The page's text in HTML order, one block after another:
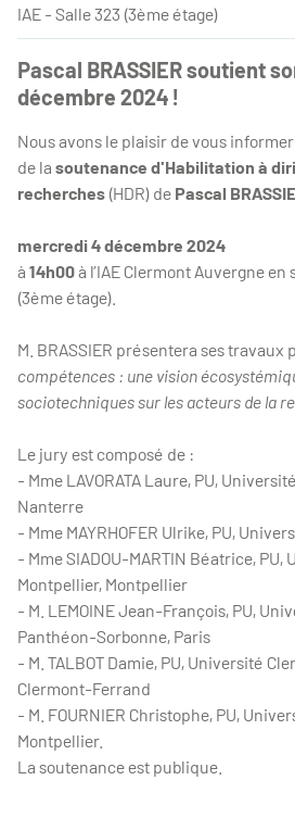
IAE - Salle 323 (3ème étage)
Pascal BRASSIER soutient
décembre 2024 !
Nous avons le plaisir de vous
de la soutenance d'Habilitation à
recherches (HDR) de Pascal
mercredi 4 décembre 2024
à 14h00à l’IAE Clermont Auvergne
(3ème étage).
M. BRASSIER présentera ses travaux
compétences : une vision
sociotechniques sur les acteurs de la
Le jury est composé de :
- Mme LAVORATA Laure, PU,
Nanterre
- Mme MAYRHOFER Ulrike, PU,
- Mme SIADOU-MARTIN Béatrice, PU,
Montpellier, Montpellier
- M. LEMOINE Jean-François, PU,
Panthéon-Sorbonne, Paris
- M. TALBOT Damie, PU, Université
Clermont-Ferrand
- M. FOURNIER Christophe, PU,
Montpellier.
La soutenance est publique.